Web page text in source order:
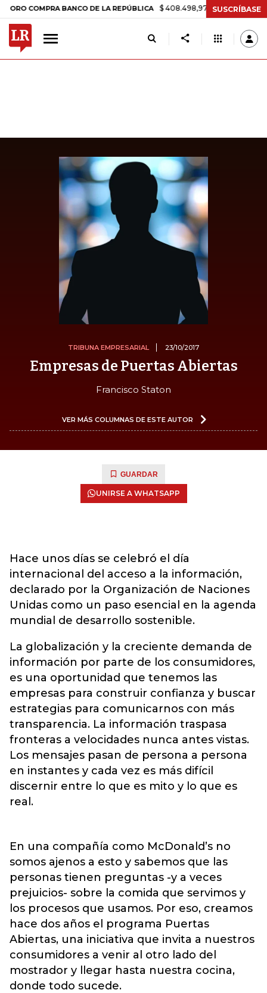
COMPRA BANCO DE LA REPÚBLICA $ 408.498,97 +$ 8.753,81 +2,19%
SUSCRÍBASE
TRIBUNA EMPRESARIAL 23/10/2017
Empresas de Puertas Abiertas
Francisco Staton
VER MÁS COLUMNAS DE ESTE AUTOR
GUARDAR
UNIRSE A WHATSAPP
Hace unos días se celebró el día
internacional del acceso a la información,
declarado por la Organización de Naciones
Unidas como un paso esencial en la agenda
mundial de desarrollo sostenible.
La globalización y la creciente demanda de
información por parte de los consumidores,
es una oportunidad que tenemos las
empresas para construir confianza y buscar
estrategias para comunicarnos con más
transparencia. La información traspasa
fronteras a velocidades nunca antes vistas.
Los mensajes pasan de persona a persona
en instantes y cada vez es más difícil
discernir entre lo que es mito y lo que es
real.
En una compañía como McDonald’s no
somos ajenos a esto y sabemos que las
personas tienen preguntas -y a veces
prejuicios- sobre la comida que servimos y
los procesos que usamos. Por eso, creamos
hace dos años el programa Puertas
Abiertas, una iniciativa que invita a nuestros
consumidores a venir al otro lado del
mostrador y llegar hasta nuestra cocina,
donde todo sucede.